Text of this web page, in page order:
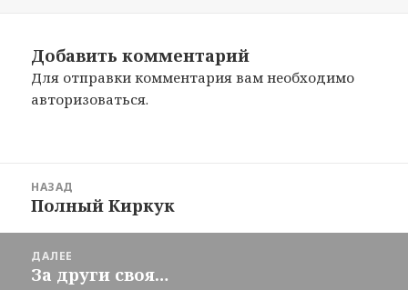
Добавить комментарий
Для отправки комментария вам необходимо
авторизоваться.
НАЗАД
Предыдущая
запись:
Полный Киркук
ДАЛЕЕ
Следующая
За други своя…